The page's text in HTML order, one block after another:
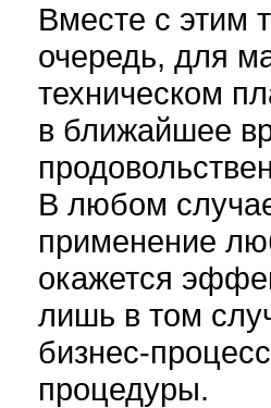
Вместе с этим
очередь, для
техническом
в ближайшее
В любом
применение
окажется
лишь в том
бизнес-
процедуры.